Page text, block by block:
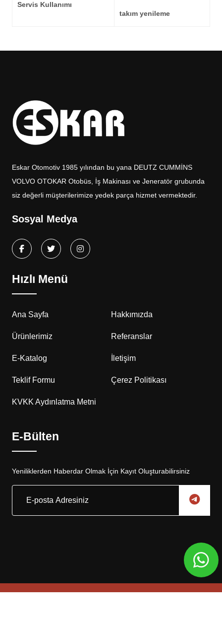
Servis Kullanımı
takım yenileme
Eskar Otomotiv 1985 yılından bu yana DEUTZ CUMMİNS
VOLVO OTOKAR Otobüs, İş Makinası ve Jeneratör grubunda
siz değerli müşterilerimize yedek parça hizmet vermektedir.
Sosyal Medya
Hızlı Menü
Ana Sayfa Hakkımızda
Ürünlerimiz Referanslar
E-Katalog İletişim
Teklif Formu Çerez Politikası
KVKK Aydınlatma Metni
E-Bülten
Yeniliklerden Haberdar Olmak İçin Kayıt Oluşturabilirsiniz